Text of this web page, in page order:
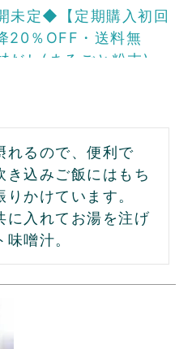
未定◆【定期購入初回
20％OFF・送料無
だし(まるごと粉末)4
れるので、便利で
き込みご飯にはもち
かけています。
に入れてお湯を注げ
噌汁。